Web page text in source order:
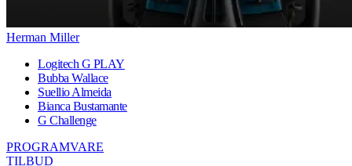
Herman Miller
Logitech G PLAY
Bubba Wallace
Suellio Almeida
Bianca Bustamante
G Challenge
PROGRAMVARE
TILBUD